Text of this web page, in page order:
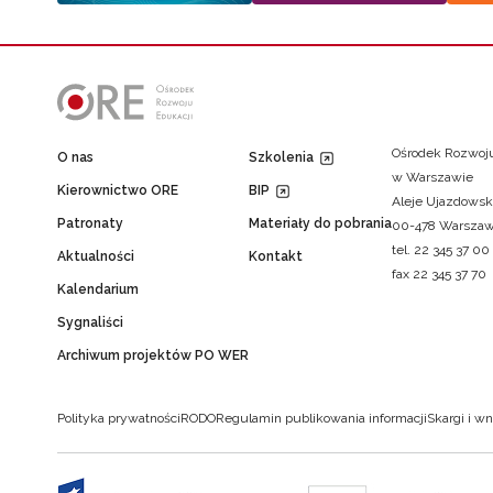
O nas
Kierownictwo ORE
Patronaty
Aktualności
Kalendarium
Sygnaliści
Archiwum projektów PO WER
Szkolenia
BIP
Materiały do pobrania
Kontakt
Ośrodek
w Warszawie
Aleje
00-478
tel. 22 345 37 00
fax 22 345 37 70
Polityka prywatnościRODORegulamin publikowania informacjiSkargi i